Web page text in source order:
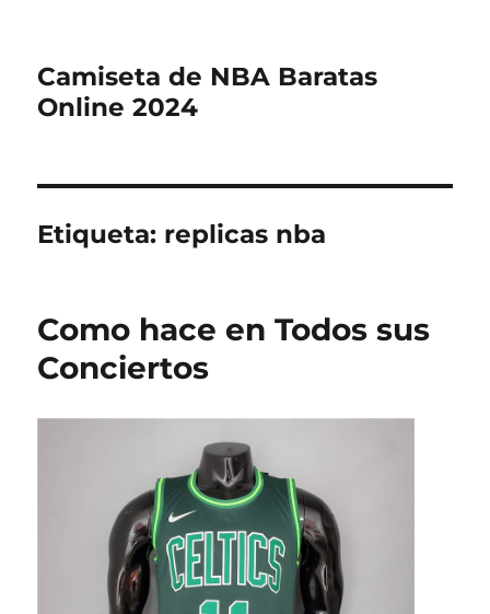
Camiseta de NBA Baratas
Online 2024
Etiqueta: replicas nba
Como hace en Todos sus
Conciertos